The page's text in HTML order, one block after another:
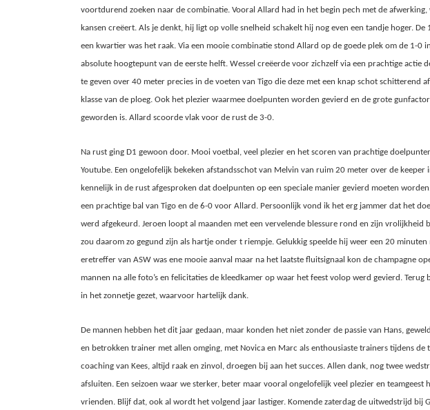
voortdurend zoeken naar de combinatie. Vooral Allard had in het begin pech met de
kansen creëert. Als je denkt, hij ligt op volle snelheid schakelt hij nog even een tandje hoger.
een kwartier was het raak. Via een mooie combinatie stond Allard op de goede plek om de 1-0
absolute hoogtepunt van de eerste helft. Wessel creëerde voor zichzelf via een prachtige actie
te geven over 40 meter precies in de voeten van Tigo die deze met een knap schot schitterend
klasse van de ploeg. Ook het plezier waarmee doelpunten worden gevierd en de grote
geworden is. Allard scoorde vlak voor de rust de 3-0.
Na rust ging D1 gewoon door. Mooi voetbal, veel plezier en het scoren van prachtige
Youtube. Een ongelofelijk bekeken afstandsschot van Melvin van ruim 20 meter over de
kennelijk in de rust afgesproken dat doelpunten op een speciale manier gevierd moeten
een prachtige bal van Tigo en de 6-0 voor Allard. Persoonlijk vond ik het erg jammer dat het
werd afgekeurd. Jeroen loopt al maanden met een vervelende blessure rond en zijn vrolijkheid
zou daarom zo gegund zijn als hartje onder t riempje. Gelukkig speelde hij weer een 20 minuten
eretreffer van ASW was ene mooie aanval maar na het laatste fluitsignaal kon de champagne
mannen na alle foto’s en felicitaties de kleedkamer op waar het feest volop werd gevierd. Terug
in het zonnetje gezet, waarvoor hartelijk dank.
De mannen hebben het dit jaar gedaan, maar konden het niet zonder de passie van Hans,
en betrokken trainer met allen omging, met Novica en Marc als enthousiaste trainers tijdens
coaching van Kees, altijd raak en zinvol, droegen bij aan het succes. Allen dank, nog twee
afsluiten. Een seizoen waar we sterker, beter maar vooral ongelofelijk veel plezier en teamgeest
vrienden. Blijf dat, ook al wordt het volgend jaar lastiger. Komende zaterdag de uitwedstrijd bij